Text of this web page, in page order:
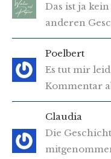
Das ist ja
anderen
Poelbert
Es tut mir
Kommentar
Claudia
Die